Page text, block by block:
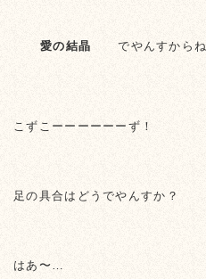
愛の結晶 でやんすからね
こずこーーーーーーず！
足の具合はどうでやんすか？
はあ〜…